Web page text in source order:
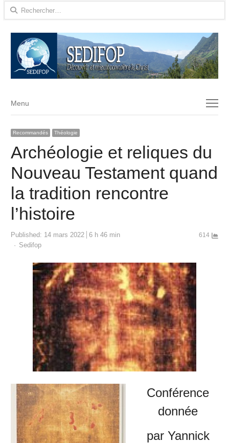
Rechercher :
Menu
Menu
Recommandés Théologie
Archéologie et reliques du
Nouveau Testament quand
la tradition rencontre
l’histoire
Published: 14 mars 2022
6 h 46 min
Author
Sedifop
614
Conférence
donnée
par Yannick